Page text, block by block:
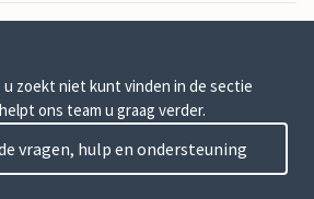
u zoekt niet kunt vinden in de sectie
ons team u graag verder.
vragen, hulp en ondersteuning